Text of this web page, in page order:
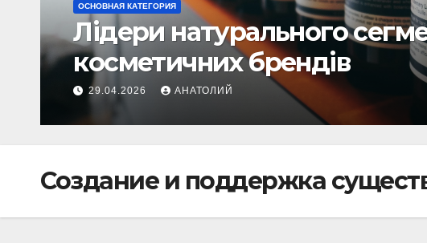
ОСНОВНАЯ КАТЕГОРИЯ
Як зібрати колекцію
винахідників та IT-
14.07.2026 АНАТОЛИЙ
Создание и поддержка